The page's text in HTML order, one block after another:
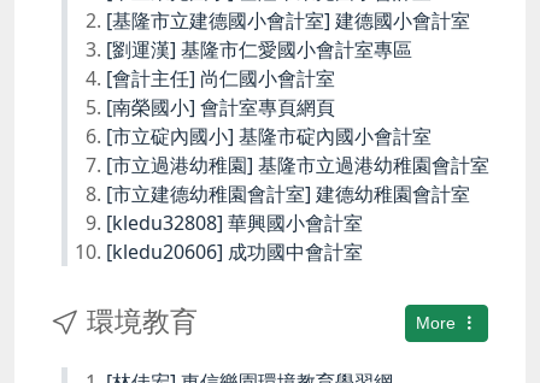
[基隆市立建德國小會計室] 建德國小會計室
[劉運漢] 基隆市仁愛國小會計室專區
[會計主任] 尚仁國小會計室
[南榮國小] 會計室專頁網頁
[市立碇內國小] 基隆市碇內國小會計室
[市立過港幼稚園] 基隆市立過港幼稚園會計室
[市立建德幼稚園會計室] 建德幼稚園會計室
[kledu32808] 華興國小會計室
[kledu20606] 成功國中會計室
More
環境教育